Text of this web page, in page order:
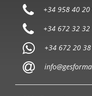
+34 958 40 20
+34 672 32 32
+34 672 20